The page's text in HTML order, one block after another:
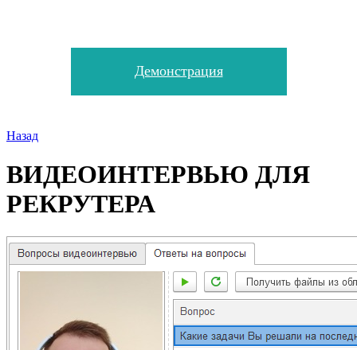
Демонстрация
Назад
ВИДЕОИНТЕРВЬЮ ДЛЯ
РЕКРУТЕРА